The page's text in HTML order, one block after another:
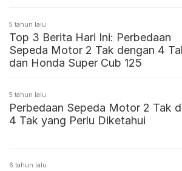
5 tahun lalu
Top 3 Berita Hari Ini: Perbedaan
Sepeda Motor 2 Tak dengan 4
dan Honda Super Cub 125
5 tahun lalu
Perbedaan Sepeda Motor 2 Tak
4 Tak yang Perlu Diketahui
6 tahun lalu